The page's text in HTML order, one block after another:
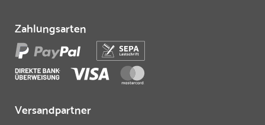
Zahlungsarten
Versandpartner